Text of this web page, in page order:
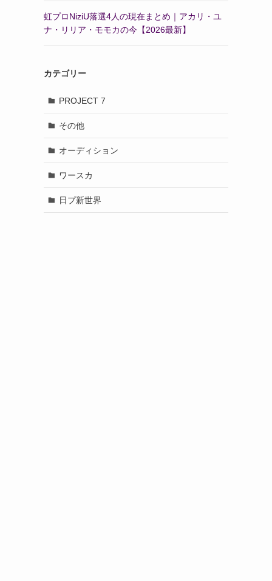
虹プロNiziU落選4人の現在まとめ｜アカリ・ユ
ナ・リリア・モモカの今【2026最新】
カテゴリー
PROJECT 7
その他
オーディション
ワースカ
日プ新世界